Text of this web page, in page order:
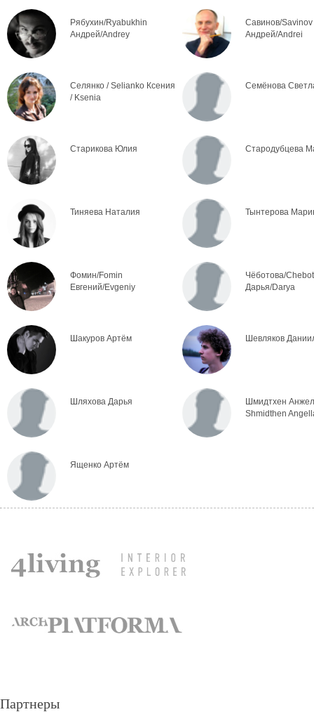
Рябухин/Ryabukhin
Андрей/Andrey
Савинов/Savinov
Андрей/Andrei
Селянко / Selianko Ксения
/ Ksenia
Семёнова
Старикова Юлия Стародубцева
Тиняева Наталия Тынтерова
Фомин/Fomin
Евгений/Evgeniy
Чёботова/
Дарья/Darya
Шакуров Артём Шевляков
Шляхова Дарья
Шмидтхен
Shmidthen
Ященко Артём
Партнеры